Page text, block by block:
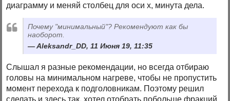
диаграмму и меняй столбец для оси х, минута дела.
Почему "минимальный"? Рекомендуют как бы
наоборот.
Aleksandr_DD, 11 Июня 19, 11:35
Слышал я разные рекомендации, но всегда отбираю
головы на минимальном нагреве, чтобы не пропустить
момент перехода к подголовникам. Поэтому решил
сделать и здесь так, хотел отобрать побольше фракций